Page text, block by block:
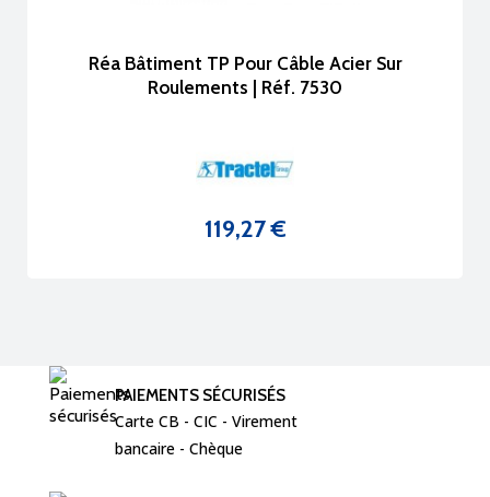
Réa Bâtiment TP Pour Câble Acier Sur
Roulements | Réf. 7530
Prix
119,27 €
PAIEMENTS SÉCURISÉS
Carte CB - CIC - Virement
bancaire - Chèque